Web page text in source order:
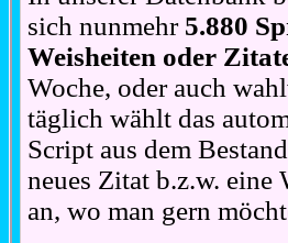
sich nunmehr 5.880
Weisheiten oder
Woche, oder auch
täglich wählt das
Script aus dem
neues Zitat b.z.w. eine
an, wo man gern